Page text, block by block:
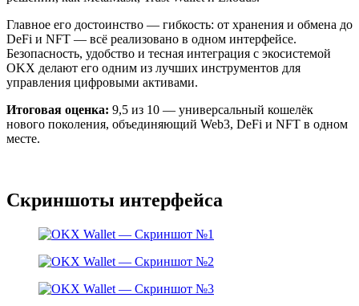
Главное его достоинство — гибкость: от хранения и обмена до
DeFi и NFT — всё реализовано в одном интерфейсе.
Безопасность, удобство и тесная интеграция с экосистемой
OKX делают его одним из лучших инструментов для
управления цифровыми активами.
Итоговая оценка: 9,5 из 10 — универсальный кошелёк
нового поколения, объединяющий Web3, DeFi и NFT в одном
месте.
Скриншоты интерфейса